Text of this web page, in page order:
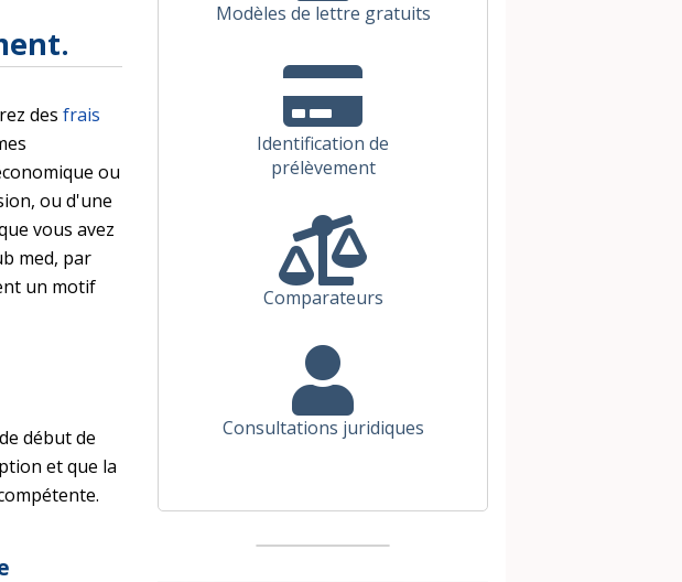
des frais
ou
ou d'une
vous avez
med, par
un motif
début de
et que la
Modèles de lettre gratuits
Identification de
prélèvement
Comparateurs
Consultations juridiques